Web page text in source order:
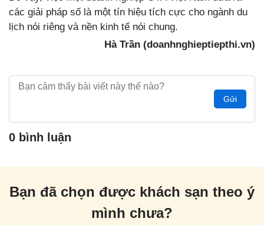
các giải pháp số là một tín hiệu tích cực cho ngành du
lịch nói riêng và nền kinh tế nói chung.
Hà Trần (doanhnghieptiepthi.vn)
Gửi
0 bình luận
Bạn đã chọn được khách sạn theo ý
mình chưa?